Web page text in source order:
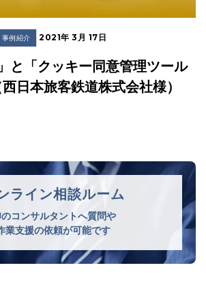
事例紹介 2021年 3月 17日
と「クッキー同意管理ツール
日本旅客鉄道株式会社様）
ライン相談ルーム
コンサルタントへ質問や
業支援の依頼が可能です